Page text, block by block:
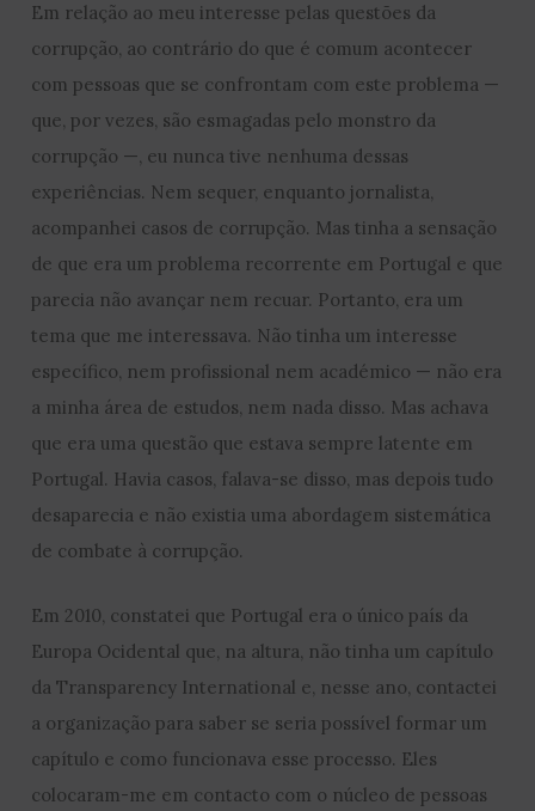
Em relação ao meu interesse pelas questões da
corrupção, ao contrário do que é comum acontecer
com pessoas que se confrontam com este problema —
que, por vezes, são esmagadas pelo monstro da
corrupção —, eu nunca tive nenhuma dessas
experiências. Nem sequer, enquanto jornalista,
acompanhei casos de corrupção. Mas tinha a sensação
de que era um problema recorrente em Portugal e que
parecia não avançar nem recuar. Portanto, era um
tema que me interessava. Não tinha um interesse
específico, nem profissional nem académico — não era
a minha área de estudos, nem nada disso. Mas achava
que era uma questão que estava sempre latente em
Portugal. Havia casos, falava-se disso, mas depois tudo
desaparecia e não existia uma abordagem sistemática
de combate à corrupção.
Em 2010, constatei que Portugal era o único país da
Europa Ocidental que, na altura, não tinha um capítulo
da Transparency International e, nesse ano, contactei
a organização para saber se seria possível formar um
capítulo e como funcionava esse processo. Eles
colocaram-me em contacto com o núcleo de pessoas